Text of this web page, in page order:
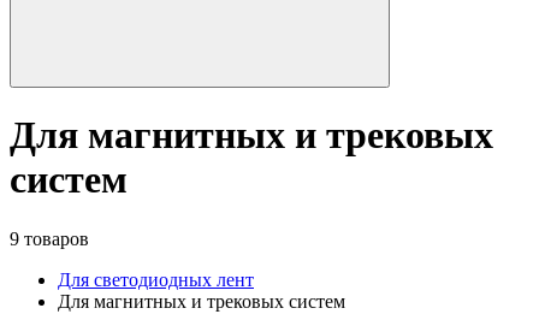
Для магнитных и трековых
систем
9 товаров
Для светодиодных лент
Для магнитных и трековых систем